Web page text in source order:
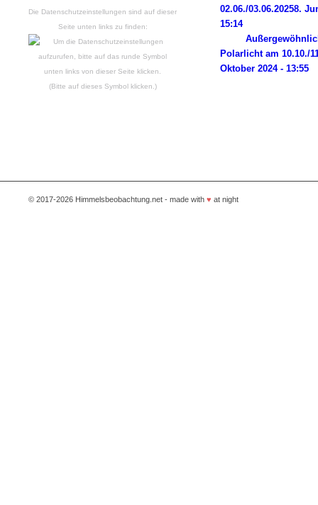
Die Datenschutzeinstellungen sind auf dieser
Seite unten links zu finden:
(Bitte auf dieses Symbol klicken.)
02.06./03.06.20258.
15:14
Polarlicht am 10.10./
Oktober 2024 - 13:55
© 2017-2026 Himmelsbeobachtung.net - made with ♥ at night